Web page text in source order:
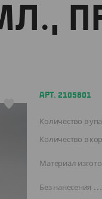
АРТ. 2105801
Количество в
Количество в
Материал
Без нанесения